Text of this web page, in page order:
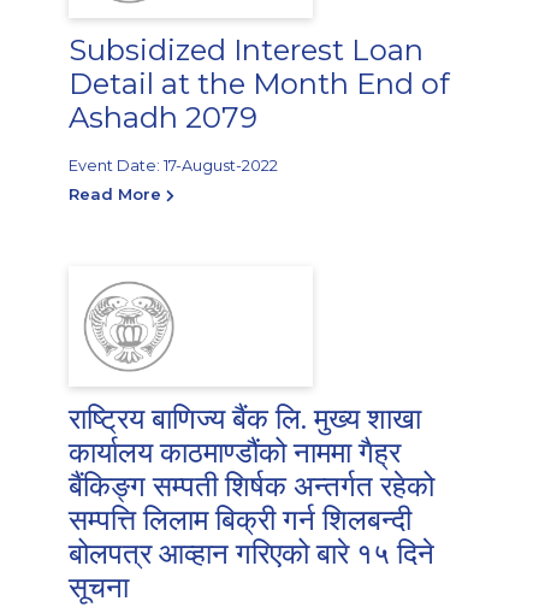
Subsidized Interest Loan
Detail at the Month End of
Ashadh 2079
Event Date: 17-August-2022
Read More
राष्ट्रिय बाणिज्य बैंक लि. मुख्य शाखा
कार्यालय काठमाण्डौंको नाममा गैह्र
बैंकिङ्ग सम्पती शिर्षक अन्तर्गत रहेको
सम्पत्ति लिलाम बिक्री गर्न शिलबन्दी
बोलपत्र आव्हान गरिएको बारे १५ दिने
सूचना